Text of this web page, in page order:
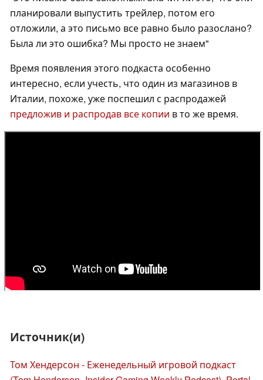
планировали выпустить трейлер, потом его
отложили, а это письмо все равно было разослано?
Была ли это ошибка? Мы просто не знаем"
Время появления этого подкаста особенно
интересно, если учесть, что один из магазинов в
Италии, похоже, уже поспешил с распродажей
предложив и распродав все копии в то же время.
Источник(и)
Том Хендерсон - Еженедельный игровой подкаст